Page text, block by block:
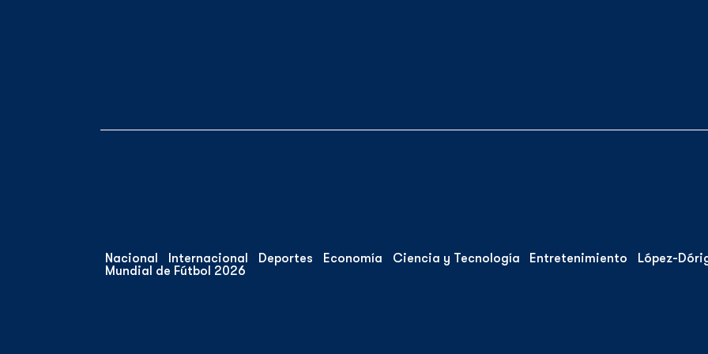
Nacional Internacional Deportes Economía Ciencia y Tecnología Entretenimiento López-
Mundial de Fútbol 2026